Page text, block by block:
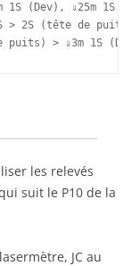
(Dev), ⇓25m 1S
> 2S (tête de puits)
> ⇓3m 1S (Dev)
les relevés
suit le P10 de la
JC au